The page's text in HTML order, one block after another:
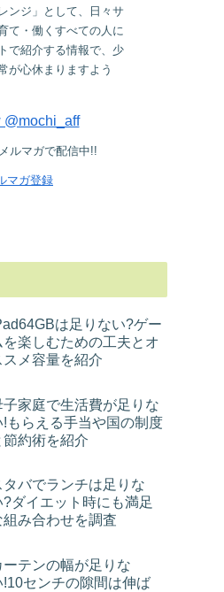
ンジ」として、日々サ
て・働くすべての人に
で紹介する情報で、少
が心休まりますよう
@mochi_aff
ルマガで配信中!!
マガ登録
は足りない?ゲー
を楽しむための工夫とオ
スメ容量を紹介
子家庭で生活費が足りな
!もらえる手当や国の制度
節約術を紹介
タバでランチは足りな
?ダイエット時にも満足
組み合わせを調査
ーテンの幅が足りな
!10センチの隙間は伸ば